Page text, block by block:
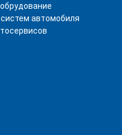
автомобиля